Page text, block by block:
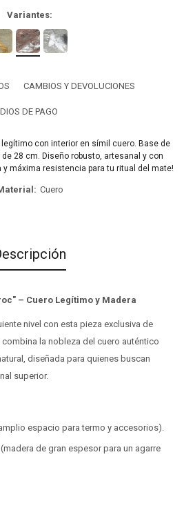
Variantes:
CAMBIOS Y DEVOLUCIONES
DE PAGO
con interior en símil cuero. Base de
28 cm. Diseño robusto, artesanal y con
y máxima resistencia para tu ritual del mate!
Cuero
– Cuero Legítimo y Madera
nivel con esta pieza exclusiva de
la nobleza del cuero auténtico
diseñada para quienes buscan
superior.
espacio para termo y accesorios).
(madera de gran espesor para un agarre